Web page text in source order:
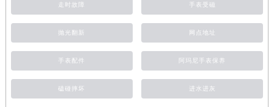
走时故障 手表受磁
抛光翻新 网点地址
手表配件 阿玛尼手表保养
磕碰摔坏 进水进灰